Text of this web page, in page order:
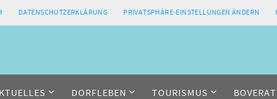
DATENSCHUTZERKLÄRUNG PRIVATSPHÄRE-EINSTELLUNGEN ÄNDERN
DORFLEBEN TOURISMUS